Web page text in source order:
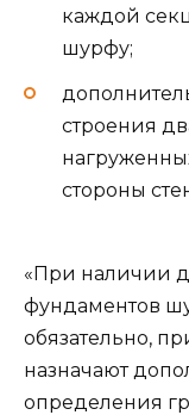
каждой
шурфу;
строения
стороны
«При наличии
фундаментов
обязательно,
назначают
определения